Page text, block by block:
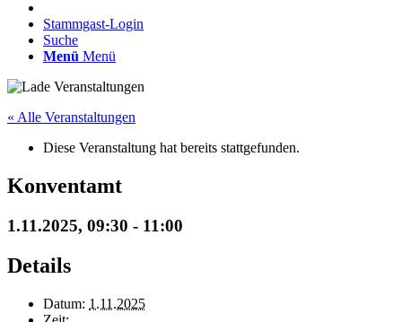
Stammgast-Login
Suche
Menü Menü
« Alle Veranstaltungen
Diese Veranstaltung hat bereits stattgefunden.
Konventamt
1.11.2025, 09:30 - 11:00
Details
Datum: 1.11.2025